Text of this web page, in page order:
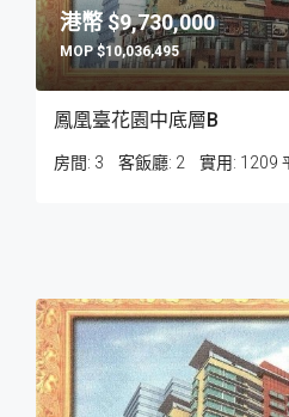
$9,730,000
$10,036,495
鳳凰臺花園中底層B
房間: 3 客飯廳: 2 1209